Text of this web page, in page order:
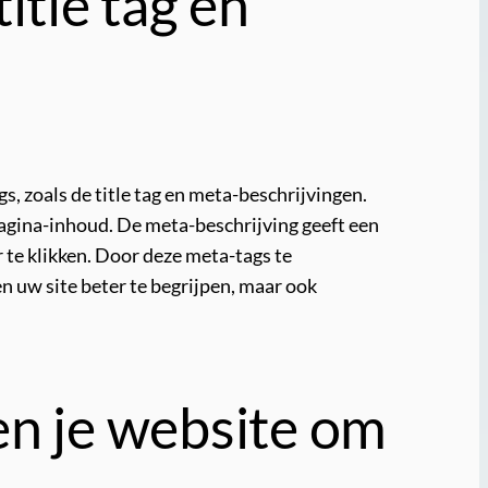
zoals de title tag en meta-beschrijvingen.
inhoud. De meta-beschrijving geeft een
klikken. Door deze meta-tags te
uw site beter te begrijpen, maar ook
je website om